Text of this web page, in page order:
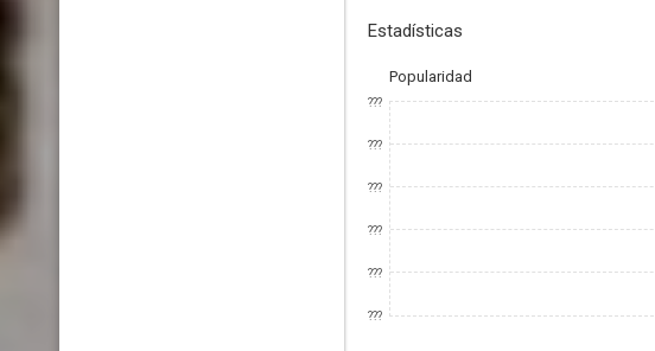
Estadísticas
Popularidad
???
???
???
???
???
???